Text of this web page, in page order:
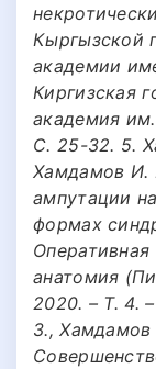
Кыргызской
академии
Киргизская
академия
С. 25-32. 5.
Хамдамов И.
ампутации
формах
анатомия
2020. – Т. 4.
З.,